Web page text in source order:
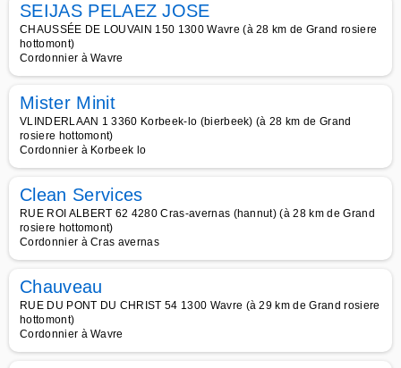
SEIJAS PELAEZ JOSE
CHAUSSÉE DE LOUVAIN 150 1300 Wavre (à 28 km de Grand rosiere
hottomont)
Cordonnier à Wavre
Mister Minit
VLINDERLAAN 1 3360 Korbeek-lo (bierbeek) (à 28 km de Grand
rosiere hottomont)
Cordonnier à Korbeek lo
Clean Services
RUE ROI ALBERT 62 4280 Cras-avernas (hannut) (à 28 km de Grand
rosiere hottomont)
Cordonnier à Cras avernas
Chauveau
RUE DU PONT DU CHRIST 54 1300 Wavre (à 29 km de Grand rosiere
hottomont)
Cordonnier à Wavre